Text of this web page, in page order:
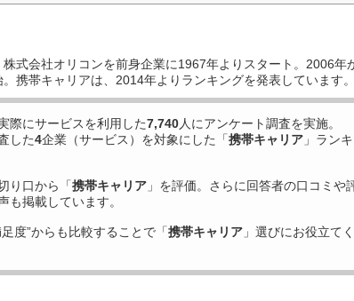
式会社オリコンを前身企業に1967年よりスタート。2006年
携帯キャリアは、2014年よりランキングを発表しています。
際にサービスを利用した7,740人にアンケート調査を実施。
した4企業（サービス）を対象にした「携帯キャリア 」ランキ
り口から「携帯キャリア 」を評価。さらに回答者の口コミや
も掲載しています。
度”からも比較することで「携帯キャリア 」選びにお役立てく